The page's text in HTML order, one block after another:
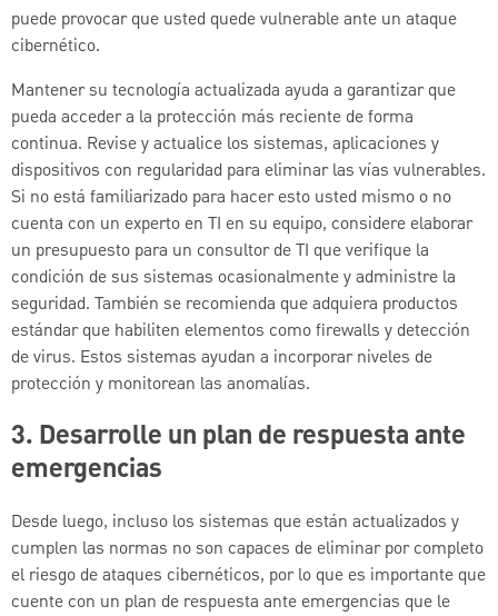
puede provocar que usted quede vulnerable ante un ataque
cibernético.
Mantener su tecnología actualizada ayuda a garantizar que
pueda acceder a la protección más reciente de forma
continua. Revise y actualice los sistemas, aplicaciones y
dispositivos con regularidad para eliminar las vías vulnerables.
Si no está familiarizado para hacer esto usted mismo o no
cuenta con un experto en TI en su equipo, considere elaborar
un presupuesto para un consultor de TI que verifique la
condición de sus sistemas ocasionalmente y administre la
seguridad. También se recomienda que adquiera productos
estándar que habiliten elementos como firewalls y detección
de virus. Estos sistemas ayudan a incorporar niveles de
protección y monitorean las anomalías.
3. Desarrolle un plan de respuesta ante
emergencias
Desde luego, incluso los sistemas que están actualizados y
cumplen las normas no son capaces de eliminar por completo
el riesgo de ataques cibernéticos, por lo que es importante que
cuente con un plan de respuesta ante emergencias que le